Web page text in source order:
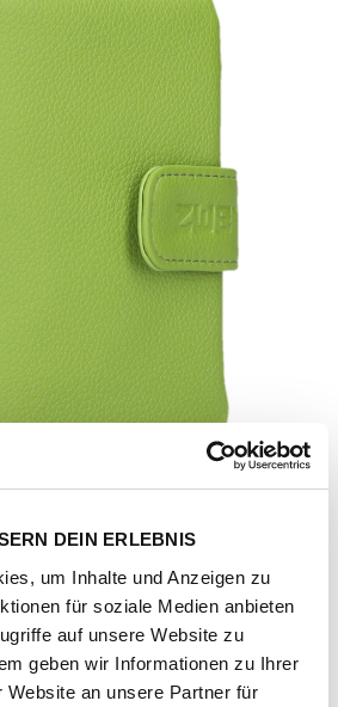
DEIN ERLEBNIS
um Inhalte und Anzeigen zu
für soziale Medien anbieten
auf unsere Website zu
geben wir Informationen zu Ihrer
Website an unsere Partner für